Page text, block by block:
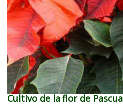
Cultivo de la flor de Pascua